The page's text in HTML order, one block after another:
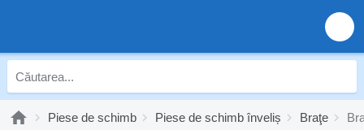
Piese de schimb Piese de schimb înveliș Braţe